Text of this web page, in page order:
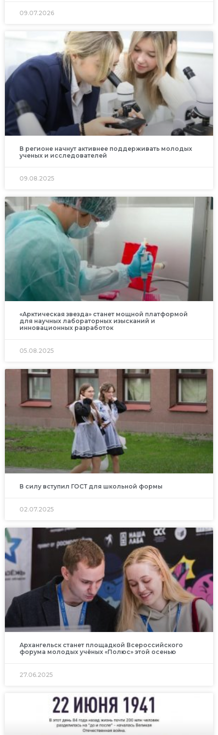
09.07.2026
В регионе начнут активнее поддерживать молодых
ученых и исследователей
09.08.2025
«Арктическая звезда» станет мощной платформой
для научных лабораторных изысканий и
инновационных разработок
05.08.2025
В силу вступил ГОСТ для школьной формы
02.07.2025
Архангельск станет площадкой Всероссийского
форума молодых учёных «Полюс» этой осенью
27.06.2025